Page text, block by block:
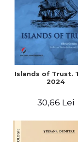
Islands of Trust.
2024
30,66 Lei